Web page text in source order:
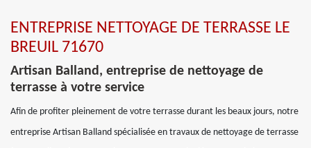
ENTREPRISE NETTOYAGE DE TERRASSE LE
BREUIL 71670
Artisan Balland, entreprise de nettoyage de
terrasse à votre service
Afin de profiter pleinement de votre terrasse durant les beaux jours, notre
entreprise Artisan Balland spécialisée en travaux de nettoyage de terrasse